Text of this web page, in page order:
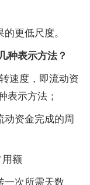
更低尺度。
种表示方法？
速度，即流动资
表示方法；
资金完成的周
额
次所需天数